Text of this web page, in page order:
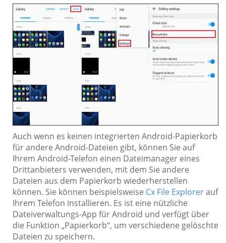
Auch wenn es keinen integrierten Android-Papierkorb
für andere Android-Dateien gibt, können Sie auf
Ihrem Android-Telefon einen Dateimanager eines
Drittanbieters verwenden, mit dem Sie andere
Dateien aus dem Papierkorb wiederherstellen
können. Sie können beispielsweise Cx File Explorerauf
Ihrem Telefon installieren. Es ist eine nützliche
Dateiverwaltungs-App für Android und verfügt über
die Funktion „Papierkorb“, um verschiedene gelöschte
Dateien zu speichern.